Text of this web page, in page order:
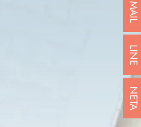
MAIL
LINE
NETA